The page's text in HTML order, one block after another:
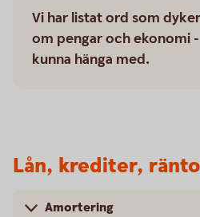
Vi har listat ord som
om pengar och ekonomi
kunna hänga med.
Lån, krediter,
Amortering